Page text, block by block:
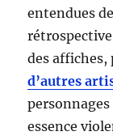
entendues
des affiches,
d’autres
essence